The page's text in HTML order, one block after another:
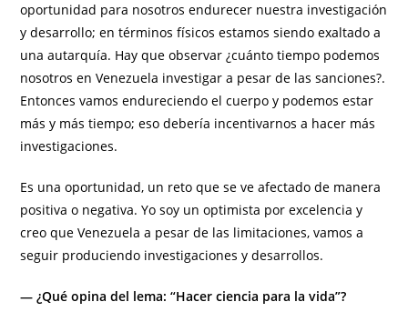
oportunidad para nosotros endurecer nuestra investigación
y desarrollo; en términos físicos estamos siendo exaltado a
una autarquía. Hay que observar ¿cuánto tiempo podemos
nosotros en Venezuela investigar a pesar de las sanciones?.
Entonces vamos endureciendo el cuerpo y podemos estar
más y más tiempo; eso debería incentivarnos a hacer más
investigaciones.
Es una oportunidad, un reto que se ve afectado de manera
positiva o negativa. Yo soy un optimista por excelencia y
creo que Venezuela a pesar de las limitaciones, vamos a
seguir produciendo investigaciones y desarrollos.
— ¿Qué opina del lema: “Hacer ciencia para la vida”?